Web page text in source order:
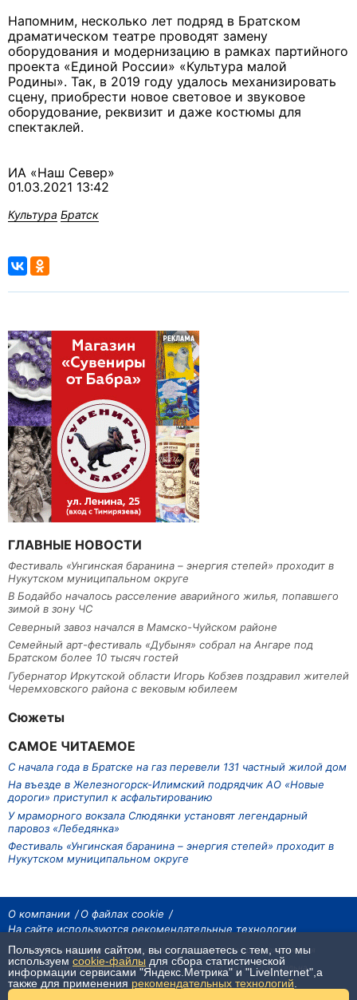
Напомним, несколько лет подряд в Братском
драматическом театре проводят замену
оборудования и модернизацию в рамках партийного
проекта «Единой России» «Культура малой
Родины». Так, в 2019 году удалось механизировать
сцену, приобрести новое световое и звуковое
оборудование, реквизит и даже костюмы для
спектаклей.
ИА «Наш Север»
01.03.2021 13:42
Культура Братск
ГЛАВНЫЕ НОВОСТИ
Фестиваль «Унгинская баранина – энергия степей» проходит в
Нукутском муниципальном округе
В Бодайбо началось расселение аварийного жилья, попавшего
зимой в зону ЧС
Северный завоз начался в Мамско-Чуйском районе
Семейный арт-фестиваль «Дубыня» собрал на Ангаре под
Братском более 10 тысяч гостей
Губернатор Иркутской области Игорь Кобзев поздравил жителей
Черемховского района с вековым юбилеем
Сюжеты
САМОЕ ЧИТАЕМОЕ
С начала года в Братске на газ перевели 131 частный жилой дом
На въезде в Железногорск-Илимский подрядчик АО «Новые
дороги» приступил к асфальтированию
У мраморного вокзала Слюдянки установят легендарный
паровоз «Лебедянка»
Фестиваль «Унгинская баранина – энергия степей» проходит в
Нукутском муниципальном округе
О компании
О файлах cookie
На сайте используются рекомендательные технологии
На сайте размещаются материалы ИА «Наш Север». Все права охраняются
законом.
При использовании материалов агентства на других сайтах, обязательна
гиперссылка.
Пользуясь нашим сайтом, вы соглашаетесь с тем, что мы
используем cookie-файлы для сбора статистической
информации сервисами "Яндекс.Метрика" и "LiveInternet",а
также для применения рекомендательных технологий